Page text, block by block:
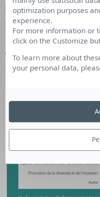
l’environnement n’a
préoccupations des
l’empreinte carbone
objectifs prioritaires
interrogées avec 22%
optimization purposes
experience.
For more information or
click on the Customize
To learn more about
your personal data,